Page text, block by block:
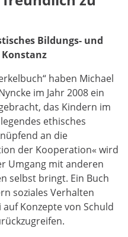
Bildungs- und
haben Michael
im Jahr 2008 ein
das Kindern im
ethisches
an die
der Kooperation« wird
Umgang mit anderen
selbst bringt. Ein Buch
soziales Verhalten
Konzepte von Schuld